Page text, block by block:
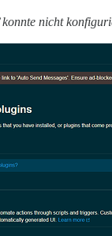
konnte nicht